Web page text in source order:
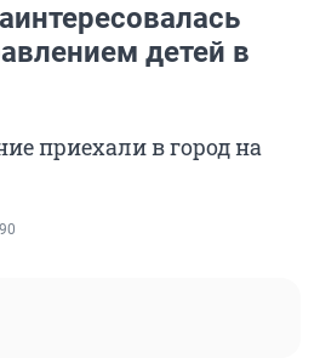
детей в
приехали в город на